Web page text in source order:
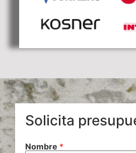
Solicita
Nombre *